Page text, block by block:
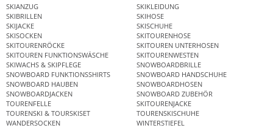
SKIANZUG
SKIKLEIDUNG
SKIBRILLEN
SKIHOSE
SKIJACKE
SKISCHUHE
SKISOCKEN
SKITOURENHOSE
SKITOURENRÖCKE
SKITOUREN UNTERHOSEN
SKITOUREN FUNKTIONSWÄSCHE
SKITOURENWESTEN
SKIWACHS & SKIPFLEGE
SNOWBOARDBRILLE
SNOWBOARD FUNKTIONSSHIRTS
SNOWBOARD HANDSCHUHE
SNOWBOARD HAUBEN
SNOWBOARDHOSEN
SNOWBOARDJACKEN
SNOWBOARD ZUBEHÖR
TOURENFELLE
SKITOURENJACKE
TOURENSKI & TOURSKISET
TOURENSKISCHUHE
WANDERSOCKEN
WINTERSTIEFEL